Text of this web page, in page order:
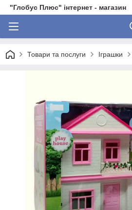
"Глобус Плюс" інтернет - магазин
Товари та послуги Іграшки